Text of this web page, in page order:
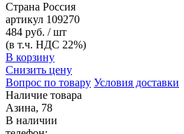
Страна Россия
артикул 109270
484 руб. / шт
(в т.ч. НДС 22%)
В корзину
Снизить цену
Вопрос по товару Условия доставки
Наличие товара
Азина, 78
В наличии